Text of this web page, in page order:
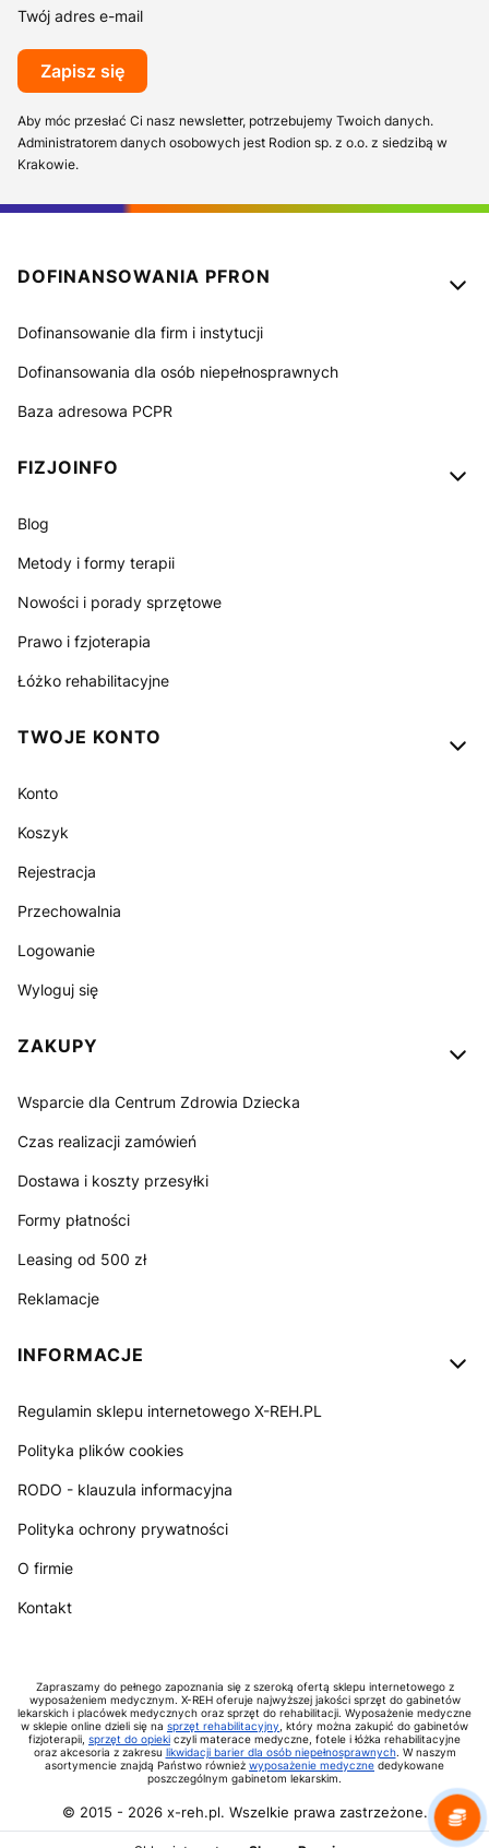
Twój adres e-mail
Zapisz się
Aby móc przesłać Ci nasz newsletter, potrzebujemy Twoich danych.
Administratorem danych osobowych jest Rodion sp. z o.o. z siedzibą w
Krakowie.
Linki w stopce
DOFINANSOWANIA PFRON
Dofinansowanie dla firm i instytucji
Dofinansowania dla osób niepełnosprawnych
Baza adresowa PCPR
FIZJOINFO
Blog
Metody i formy terapii
Nowości i porady sprzętowe
Prawo i fzjoterapia
Łóżko rehabilitacyjne
TWOJE KONTO
Konto
Koszyk
Rejestracja
Przechowalnia
Logowanie
Wyloguj się
ZAKUPY
Wsparcie dla Centrum Zdrowia Dziecka
Czas realizacji zamówień
Dostawa i koszty przesyłki
Formy płatności
Leasing od 500 zł
Reklamacje
INFORMACJE
Regulamin sklepu internetowego X-REH.PL
Polityka plików cookies
RODO - klauzula informacyjna
Polityka ochrony prywatności
O firmie
Kontakt
Zapraszamy do pełnego zapoznania się z szeroką ofertą sklepu internetowego z
wyposażeniem medycznym. X-REH oferuje najwyższej jakości sprzęt do gabinetów
lekarskich i placówek medycznych oraz sprzęt do rehabilitacji. Wyposażenie medyczne
w sklepie online dzieli się na sprzęt rehabilitacyjny , który można zakupić do gabinetów
fizjoterapii, sprzęt do opieki czyli materace medyczne, fotele i łóżka rehabilitacyjne
oraz akcesoria z zakresu likwidacji barier dla osób niepełnosprawnych. W naszym
asortymencie znajdą Państwo również wyposażenie medyczne dedykowane
poszczególnym gabinetom lekarskim.
© 2015 - 2026x-reh.pl. Wszelkie prawa zastrzeżone.